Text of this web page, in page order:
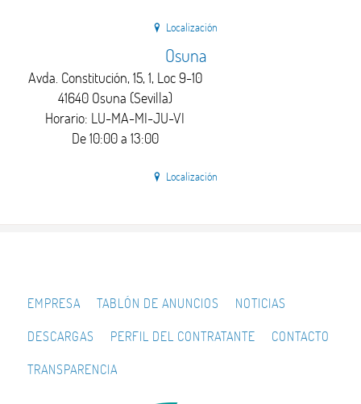
Localización
Osuna
Avda. Constitución, 15, 1, Loc 9-10
41640 Osuna (Sevilla)
Horario: LU-MA-MI-JU-VI
De 10:00 a 13:00
Localización
EMPRESA TABLÓN DE ANUNCIOS NOTICIAS
DESCARGAS PERFIL DEL CONTRATANTE CONTACTO
TRANSPARENCIA